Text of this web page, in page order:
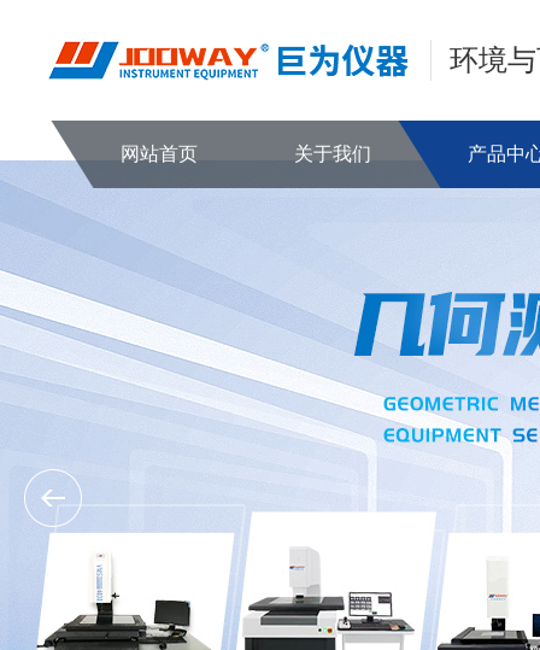
环境
网站首页 关于我们 产品中